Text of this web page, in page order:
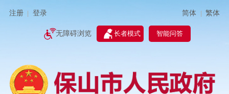
注册 登录 简体 | 繁体
无障碍浏览 长者模式 智能问答